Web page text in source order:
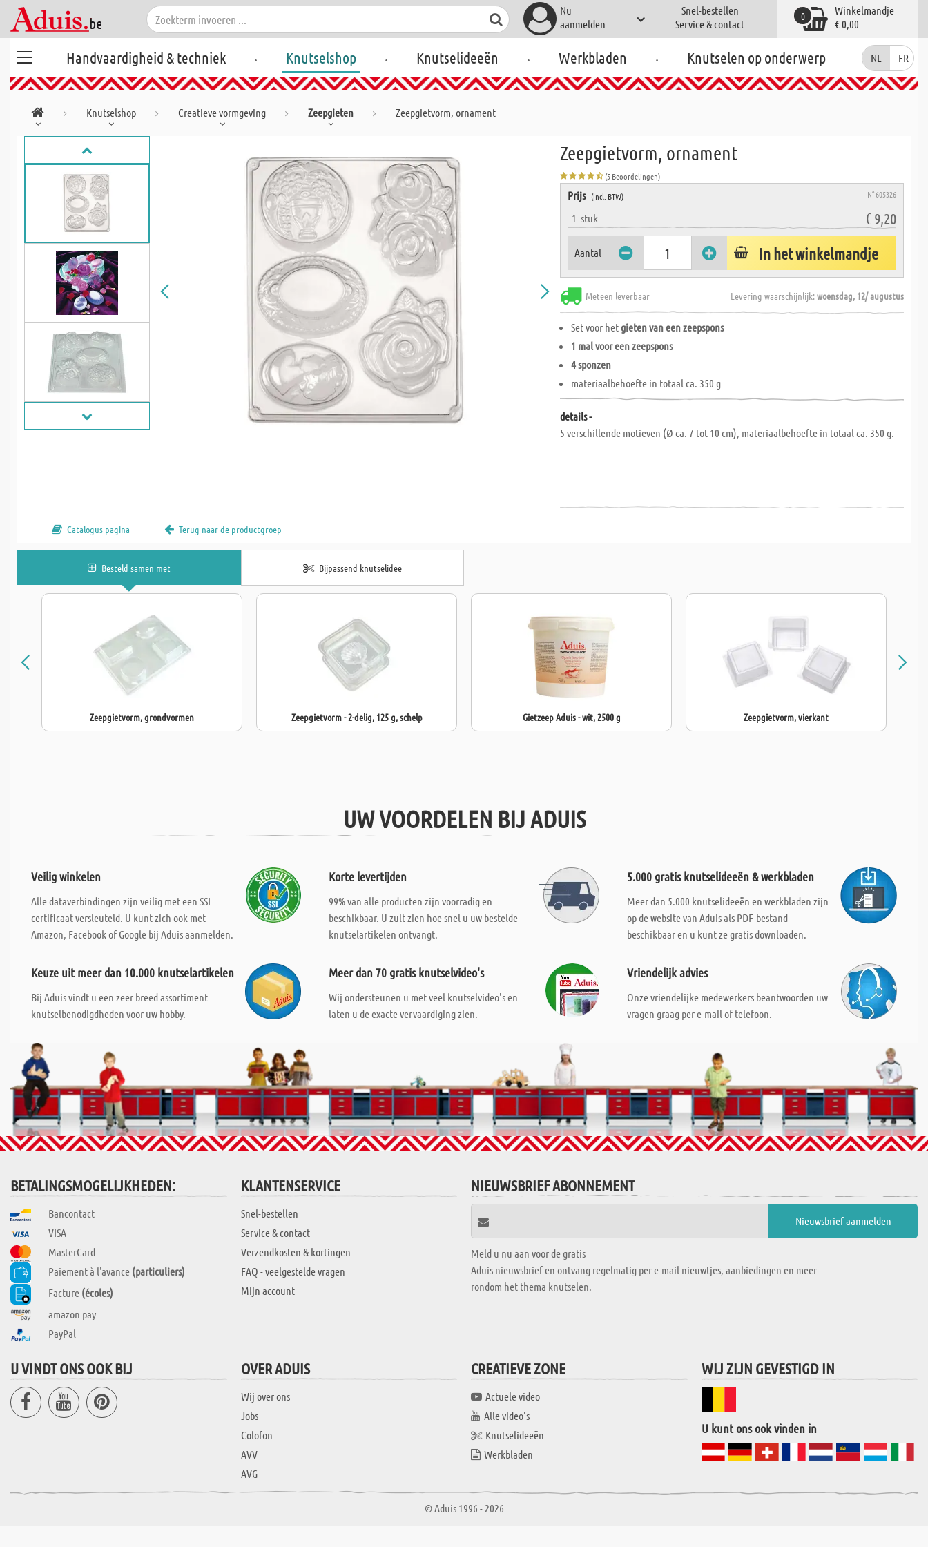
Nu
aanmelden
Snel-bestellen
Service & contact
Winkelmandje
€ 0,00
0
Handvaardigheid & techniek . Knutselshop . Knutselideeën . Werkbladen . Knutselen op onderwerp NL FR
Knutselshop Creatieve vormgeving Zeepgieten Zeepgietvorm, ornament
Zeepgietvorm, ornament
(5 Beoordelingen)
Prijs (incl. BTW) N° 605326
1stuk € 9,20
Aantal In het winkelmandje
Meteen leverbaar Levering waarschijnlijk:woensdag, 12/ augustus
Set voor hetgieten van een zeepspons
1 mal voor een zeepspons
4 sponzen
materiaalbehoefte in totaal ca. 350 g
details -
5 verschillende motieven (Ø ca. 7 tot 10 cm), materiaalbehoefte in totaal ca. 350 g.
Catalogus pagina Terug naar de productgroep
Besteld samen met Bijpassend knutselidee
Zeepgietvorm, grondvormen Zeepgietvorm - 2-delig, 125 g, schelp Gietzeep Aduis - wit, 2500 g Zeepgietvorm, vierkant
UW VOORDELEN BIJ ADUIS
Veilig winkelen
Alle dataverbindingen zijn veilig met een SSL
certificaat versleuteld. U kunt zich ook met
Amazon, Facebook of Google bij Aduis aanmelden.
Korte levertijden
99% van alle producten zijn voorradig en
beschikbaar. U zult zien hoe snel u uw bestelde
knutselartikelen ontvangt.
5.000 gratis knutselideeën & werkbladen
Meer dan 5.000 knutselideeën en werkbladen zijn
op de website van Aduis als PDF-bestand
beschikbaar en u kunt ze gratis downloaden.
Keuze uit meer dan 10.000 knutselartikelen
Bij Aduis vindt u een zeer breed assortiment
knutselbenodigdheden voor uw hobby.
Meer dan 70 gratis knutselvideo's
Wij ondersteunen u met veel knutselvideo's en
laten u de exacte vervaardiging zien.
Vriendelijk advies
Onze vriendelijke medewerkers beantwoorden uw
vragen graag per e-mail of telefoon.
BETALINGSMOGELIJKHEDEN:
Bancontact
VISA
MasterCard
Paiement à l'avance (particuliers)
Facture (écoles)
amazon pay
PayPal
KLANTENSERVICE
Snel-bestellen
Service & contact
Verzendkosten & kortingen
FAQ - veelgestelde vragen
Mijn account
NIEUWSBRIEF ABONNEMENT
Meld u nu aan voor de gratis
Aduis nieuwsbrief en ontvang regelmatig per e-mail nieuwtjes, aanbiedingen en meer
rondom het thema knutselen.
U VINDT ONS OOK BIJ OVER ADUIS
Wij over ons
Jobs
Colofon
AVV
AVG
CREATIEVE ZONE
Actuele video
Alle video's
Knutselideeën
Werkbladen
WIJ ZIJN GEVESTIGD IN
U kunt ons ook vinden in
© Aduis 1996 - 2026